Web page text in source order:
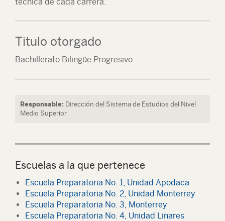
Titulo otorgado
Bachillerato Bilingüe Progresivo
Responsable: Dirección del Sistema de Estudios del Nivel
Medio Superior
Escuelas a la que pertenece
Escuela Preparatoria No. 1, Unidad Apodaca
Escuela Preparatoria No. 2, Unidad Monterrey
Escuela Preparatoria No. 3, Monterrey
Escuela Preparatoria No. 4, Unidad Linares